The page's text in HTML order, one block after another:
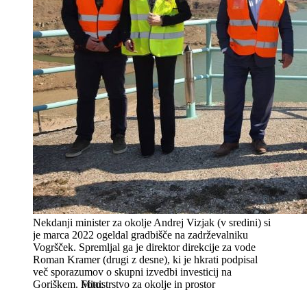
Nekdanji minister za okolje Andrej Vizjak (v sredini) si
je marca 2022 ogeldal gradbišče na zadrževalniku
Vogršček. Spremljal ga je direktor direkcije za vode
Roman Kramer (drugi z desne), ki je hkrati podpisal
več sporazumov o skupni izvedbi investicij na
Goriškem. Ministrstvo za okolje in prostor